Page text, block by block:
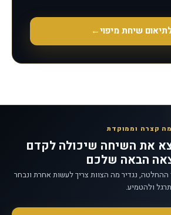
שיחת מיפוי←
קצרה וממוקדת
את השיחה שיכולה לקדם
הבאה שלכם
ההחלטה, נגדיר מה הצוות צריך לעשות אחרת ונבחר
ולהטמיע.